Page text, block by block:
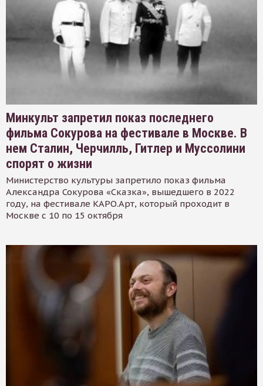
Минкульт запретил показ последнего
фильма Сокурова на фестивале в Москве. В
нем Сталин, Черчилль, Гитлер и Муссолини
спорят о жизни
Министерство культуры запретило показ фильма
Александра Сокурова «Сказка», вышедшего в 2022
году, на фестивале КАРО.Арт, который проходит в
Москве с 10 по 15 октября